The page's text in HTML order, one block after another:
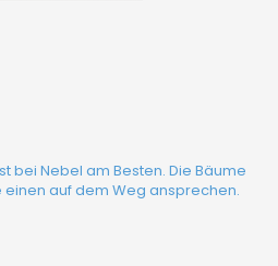
bei Nebel am Besten. Die Bäume
auf dem Weg ansprechen.